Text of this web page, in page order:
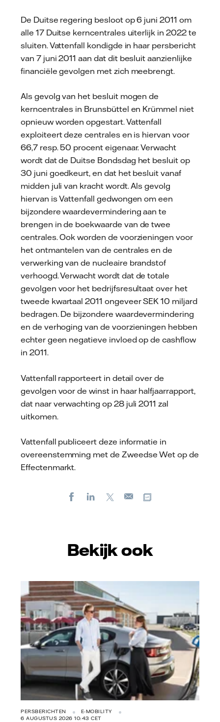
De Duitse regering besloot op 6 juni 2011 om
alle 17 Duitse kerncentrales uiterlijk in 2022 te
sluiten. Vattenfall kondigde in haar persbericht
van 7 juni 2011 aan dat dit besluit aanzienlijke
financiële gevolgen met zich meebrengt.
Als gevolg van het besluit mogen de
kerncentrales in Brunsbüttel en Krümmel niet
opnieuw worden opgestart. Vattenfall
exploiteert deze centrales en is hiervan voor
66,7 resp. 50 procent eigenaar. Verwacht
wordt dat de Duitse Bondsdag het besluit op
30 juni goedkeurt, en dat het besluit vanaf
midden juli van kracht wordt. Als gevolg
hiervan is Vattenfall gedwongen om een
bijzondere waardevermindering aan te
brengen in de boekwaarde van de twee
centrales. Ook worden de voorzieningen voor
het ontmantelen van de centrales en de
verwerking van de nucleaire brandstof
verhoogd. Verwacht wordt dat de totale
gevolgen voor het bedrijfsresultaat over het
tweede kwartaal 2011 ongeveer SEK 10 miljard
bedragen. De bijzondere waardevermindering
en de verhoging van de voorzieningen hebben
echter geen negatieve invloed op de cashflow
in 2011.
Vattenfall rapporteert in detail over de
gevolgen voor de winst in haar halfjaarrapport,
dat naar verwachting op 28 juli 2011 zal
uitkomen.
Vattenfall publiceert deze informatie in
overeenstemming met de Zweedse Wet op de
Effectenmarkt.
FacebookLinkedIn
E-
Bekijk ook
Vattenfall/Jeanette Hägglund
PERSBERICHTEN
E-MOBILITY
6 AUGUSTUS 2026 10:43 CET